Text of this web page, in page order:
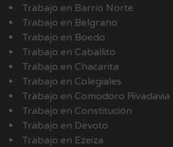
Trabajo en Barrio Norte
Trabajo en Belgrano
Trabajo en Boedo
Trabajo en Caballito
Trabajo en Chacarita
Trabajo en Colegiales
Trabajo en Comodoro Rivadavia
Trabajo en Constitución
Trabajo en Devoto
Trabajo en Ezeiza